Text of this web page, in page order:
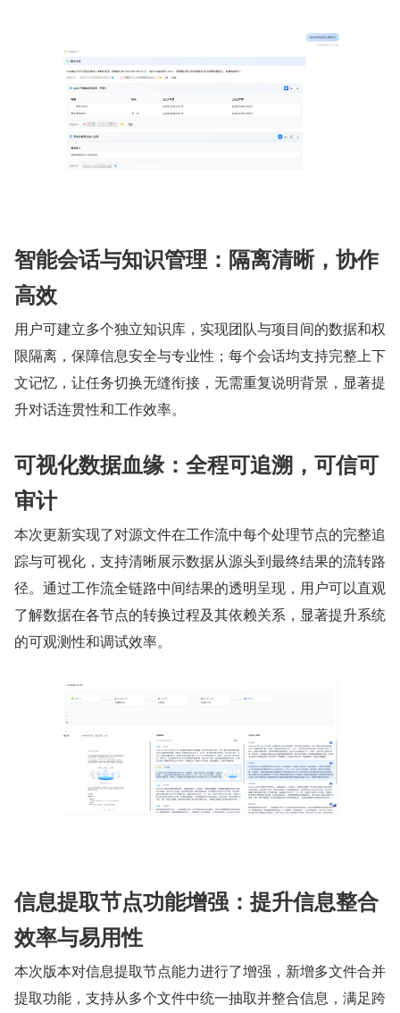
智能会话与知识管理：隔离清晰，协作
高效
用户可建立多个独立知识库，实现团队与项目间的数据和权
限隔离，保障信息安全与专业性；每个会话均支持完整上下
文记忆，让任务切换无缝衔接，无需重复说明背景，显著提
升对话连贯性和工作效率。
可视化数据血缘：全程可追溯，可信可
审计
本次更新实现了对源文件在工作流中每个处理节点的完整追
踪与可视化，支持清晰展示数据从源头到最终结果的流转路
径。通过工作流全链路中间结果的透明呈现，用户可以直观
了解数据在各节点的转换过程及其依赖关系，显著提升系统
的可观测性和调试效率。
信息提取节点功能增强：提升信息整合
效率与易用性
本次版本对信息提取节点能力进行了增强，新增多文件合并
提取功能，支持从多个文件中统一抽取并整合信息，满足跨